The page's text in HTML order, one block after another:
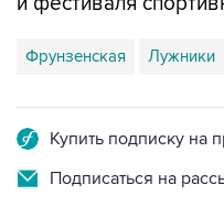
Фрунзенская Лужники
Купить подписку на
Подписаться на